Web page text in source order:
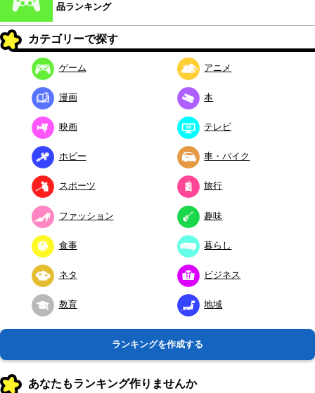
品ランキング
カテゴリーで探す
ゲーム アニメ
漫画 本
映画 テレビ
ホビー 車・バイク
スポーツ 旅行
ファッション 趣味
食事 暮らし
ネタ ビジネス
教育 地域
ランキングを作成する
あなたもランキング作りませんか